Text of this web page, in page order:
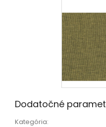
Dodatočné
Kategória: